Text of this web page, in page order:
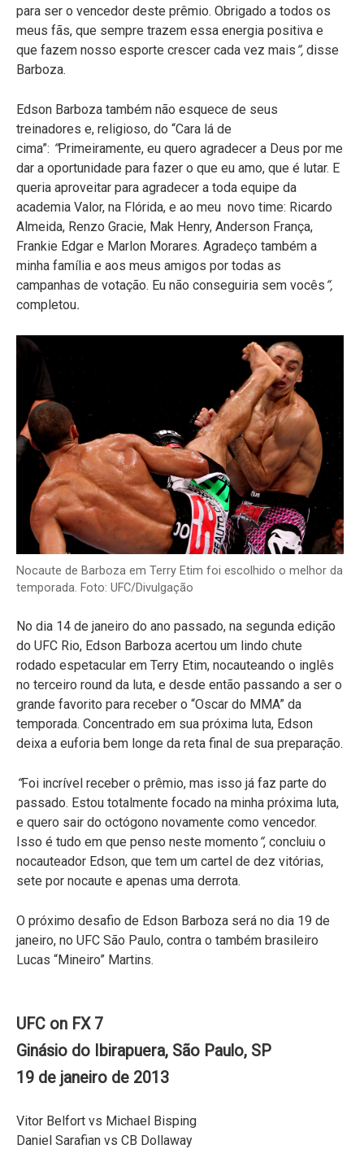
para ser o vencedor deste prêmio. Obrigado a todos os
meus fãs, que sempre trazem essa energia positiva e
que fazem nosso esporte crescer cada vez mais “, disse
Barboza.
Edson Barboza também não esquece de seus
treinadores e, religioso, do “Cara lá de
cima”: “Primeiramente, eu quero agradecer a Deus por me
dar a oportunidade para fazer o que eu amo, que é lutar. E
queria aproveitar para agradecer a toda equipe da
academia Valor, na Flórida, e ao meu novo time: Ricardo
Almeida, Renzo Gracie, Mak Henry, Anderson França,
Frankie Edgar e Marlon Morares. Agradeço também a
minha família e aos meus amigos por todas as
campanhas de votação. Eu não conseguiria sem vocês “,
completou.
Nocaute de Barboza em Terry Etim foi escolhido o melhor da
temporada. Foto: UFC/Divulgação
No dia 14 de janeiro do ano passado, na segunda edição
do UFC Rio, Edson Barboza acertou um lindo chute
rodado espetacular em Terry Etim, nocauteando o inglês
no terceiro round da luta, e desde então passando a ser o
grande favorito para receber o “Oscar do MMA” da
temporada. Concentrado em sua próxima luta, Edson
deixa a euforia bem longe da reta final de sua preparação.
“Foi incrível receber o prêmio, mas isso já faz parte do
passado. Estou totalmente focado na minha próxima luta,
e quero sair do octógono novamente como vencedor.
Isso é tudo em que penso neste momento “, concluiu o
nocauteador Edson, que tem um cartel de dez vitórias,
sete por nocaute e apenas uma derrota.
O próximo desafio de Edson Barboza será no dia 19 de
janeiro, no UFC São Paulo, contra o também brasileiro
Lucas “Mineiro” Martins.
UFC on FX 7
Ginásio do Ibirapuera, São Paulo, SP
19 de janeiro de 2013
Vitor Belfort vs Michael Bisping
Daniel Sarafian vs CB Dollaway